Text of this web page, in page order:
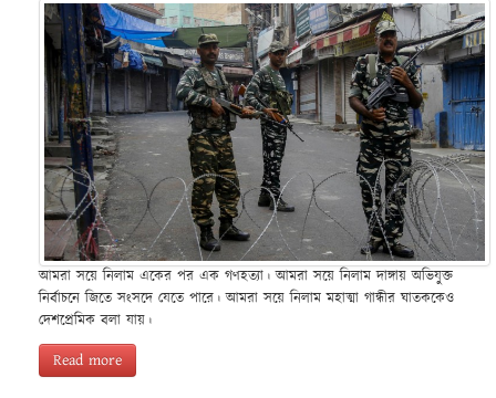
আমরা সয়ে নিলাম একের পর এক গণহত্যা। আমরা সয়ে নিলাম দাঙ্গায় অভিযুক্ত
নির্বাচনে জিতে সংসদে যেতে পারে। আমরা সয়ে নিলাম মহাত্মা গান্ধীর ঘাতককেও
দেশপ্রেমিক বলা যায়।
Read more